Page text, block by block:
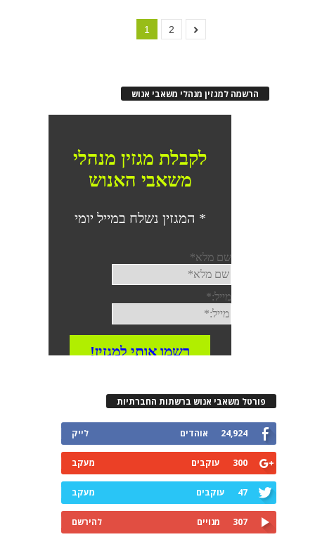
1 2
הרשמה למגזין מנהלי משאבי אנוש
פורטל משאבי אנוש ברשתות החברתיות
24,924 אוהדים לייק
300 עוקבים מעקב
47 עוקבים מעקב
307 מנויים להירשם